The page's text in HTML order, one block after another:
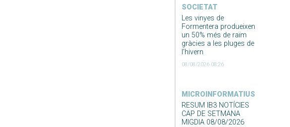
SOCIETAT
Les vinyes de
Formentera produeixen
un 50% més de raïm
gràcies a les pluges de
l’hivern
08/08/2026 08:26
MICROINFORMATIUS
RESUM IB3 NOTÍCIES
CAP DE SETMANA
MIGDIA 08/08/2026